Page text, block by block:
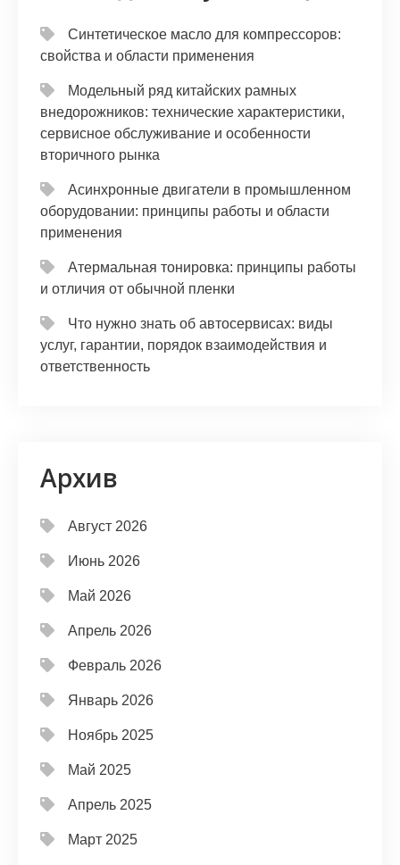
Синтетическое масло для компрессоров:
свойства и области применения
Модельный ряд китайских рамных
внедорожников: технические характеристики,
сервисное обслуживание и особенности
вторичного рынка
Асинхронные двигатели в промышленном
оборудовании: принципы работы и области
применения
Атермальная тонировка: принципы работы
и отличия от обычной пленки
Что нужно знать об автосервисах: виды
услуг, гарантии, порядок взаимодействия и
ответственность
Архив
Август 2026
Июнь 2026
Май 2026
Апрель 2026
Февраль 2026
Январь 2026
Ноябрь 2025
Май 2025
Апрель 2025
Март 2025